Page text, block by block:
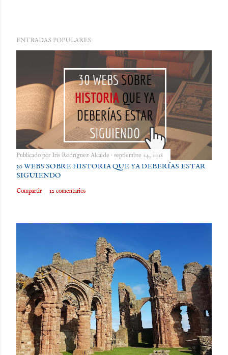
ENTRADAS POPULARES
Publicado por Iris Rodríguez Alcaide septiembre 24, 2018
30 WEBS SOBRE HISTORIA QUE YA DEBERÍAS ESTAR
SIGUIENDO
Compartir 12 comentarios